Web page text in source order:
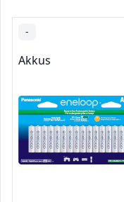
-
Akkus